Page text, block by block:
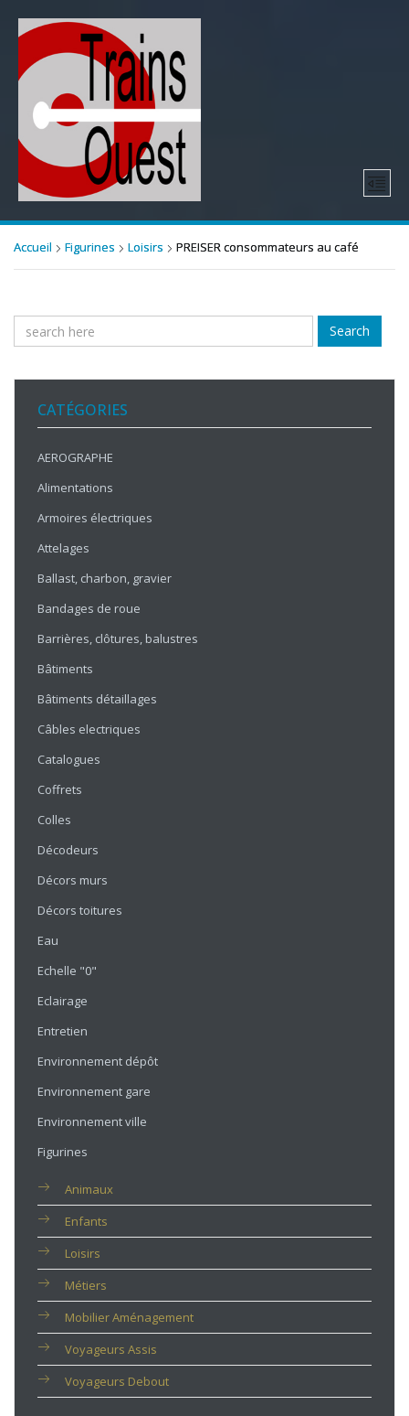
Accueil Figurines Loisirs PREISER consommateurs au café
Search
CATÉGORIES
AEROGRAPHE
Alimentations
Armoires électriques
Attelages
Ballast, charbon, gravier
Bandages de roue
Barrières, clôtures, balustres
Bâtiments
Bâtiments détaillages
Câbles electriques
Catalogues
Coffrets
Colles
Décodeurs
Décors murs
Décors toitures
Eau
Echelle "0"
Eclairage
Entretien
Environnement dépôt
Environnement gare
Environnement ville
Figurines
Animaux
Enfants
Loisirs
Métiers
Mobilier Aménagement
Voyageurs Assis
Voyageurs Debout